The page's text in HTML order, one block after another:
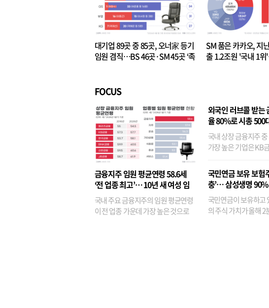
대기업 89곳 중 85곳, 오너家 등기
임원 겸직…BS 46곳·SM 45곳 ‘족
SM 품은 카카오, 지
출 1.2조원 '국내 1
FOCUS
금융지주 임원 평균연령 58.6세
‘전 업종 최고’… 10년 새 여성 임
원은 14배 껑충
국내 주요 금융지주의 임원 평균연령
이 전 업종 가운데 가장 높은 것으로
외국인 러브콜 받
율 80%로 시총 500
국내 상장 금융지주
가장 높은 기업은 KB
융이었다. 특히 KB금
기관투자자 지분율이...
국민연금 보유 보험
충’… 삼성생명
국민연금이 보유하고
의 주식 가치가 올해